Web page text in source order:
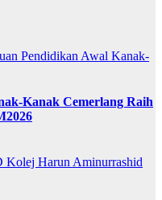
Pendidikan Awal Kanak-
Kanak Cemerlang Raih
Kolej Harun Aminurrashid